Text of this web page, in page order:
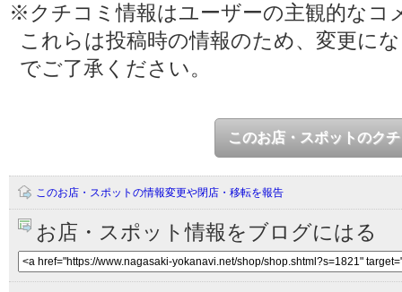
※クチコミ情報はユーザーの主観的なコ
これらは投稿時の情報のため、変更に
でご了承ください。
このお店・スポットのク
このお店・スポットの情報変更や閉店・移転を報告
お店・スポット情報をブログにはる